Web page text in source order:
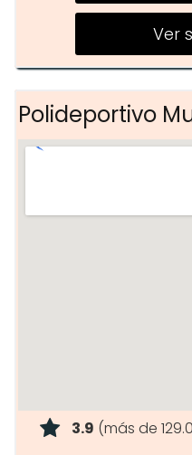
Ver
Polideportivo
3.9 (más de